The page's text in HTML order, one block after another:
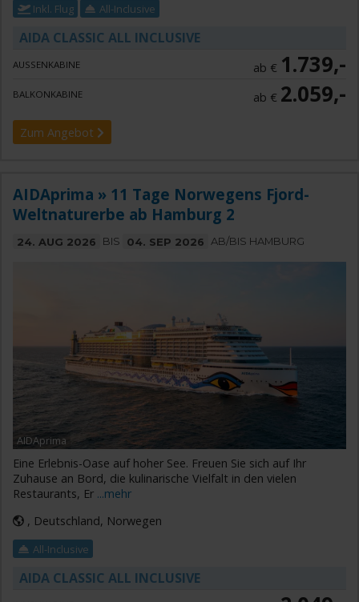
Inkl. Flug All-Inclusive
AIDA CLASSIC ALL INCLUSIVE
AUSSENKABINE ab € 1.739,-
BALKONKABINE ab € 2.059,-
Zum Angebot
AIDAprima » 11 Tage Norwegens Fjord-
Weltnaturerbe ab Hamburg 2
24. AUG 2026 BIS 04. SEP 2026 AB/BIS HAMBURG
AIDAprima
Eine Erlebnis-Oase auf hoher See. Freuen Sie sich auf Ihr
Zuhause an Bord, die kulinarische Vielfalt in den vielen
Restaurants, Er ...mehr
, Deutschland, Norwegen
All-Inclusive
AIDA CLASSIC ALL INCLUSIVE